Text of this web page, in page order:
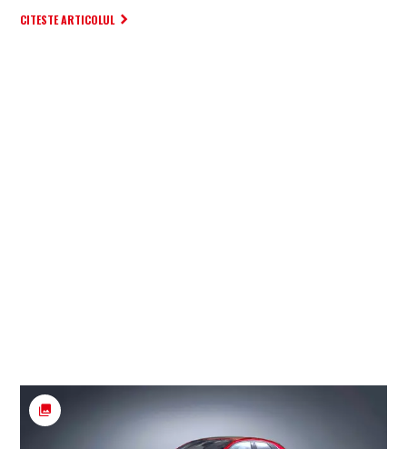
CITESTE ARTICOLUL